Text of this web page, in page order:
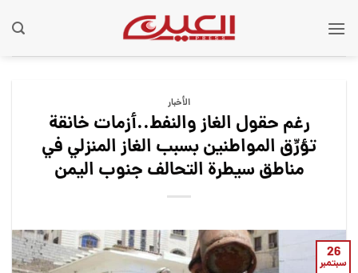
الأخبار
رغم حقول الغاز والنفط..أزمات خانقة
تؤرِّق المواطنين بسبب الغاز المنزلي في
مناطق سيطرة التحالف جنوب اليمن
26
سبتمبر